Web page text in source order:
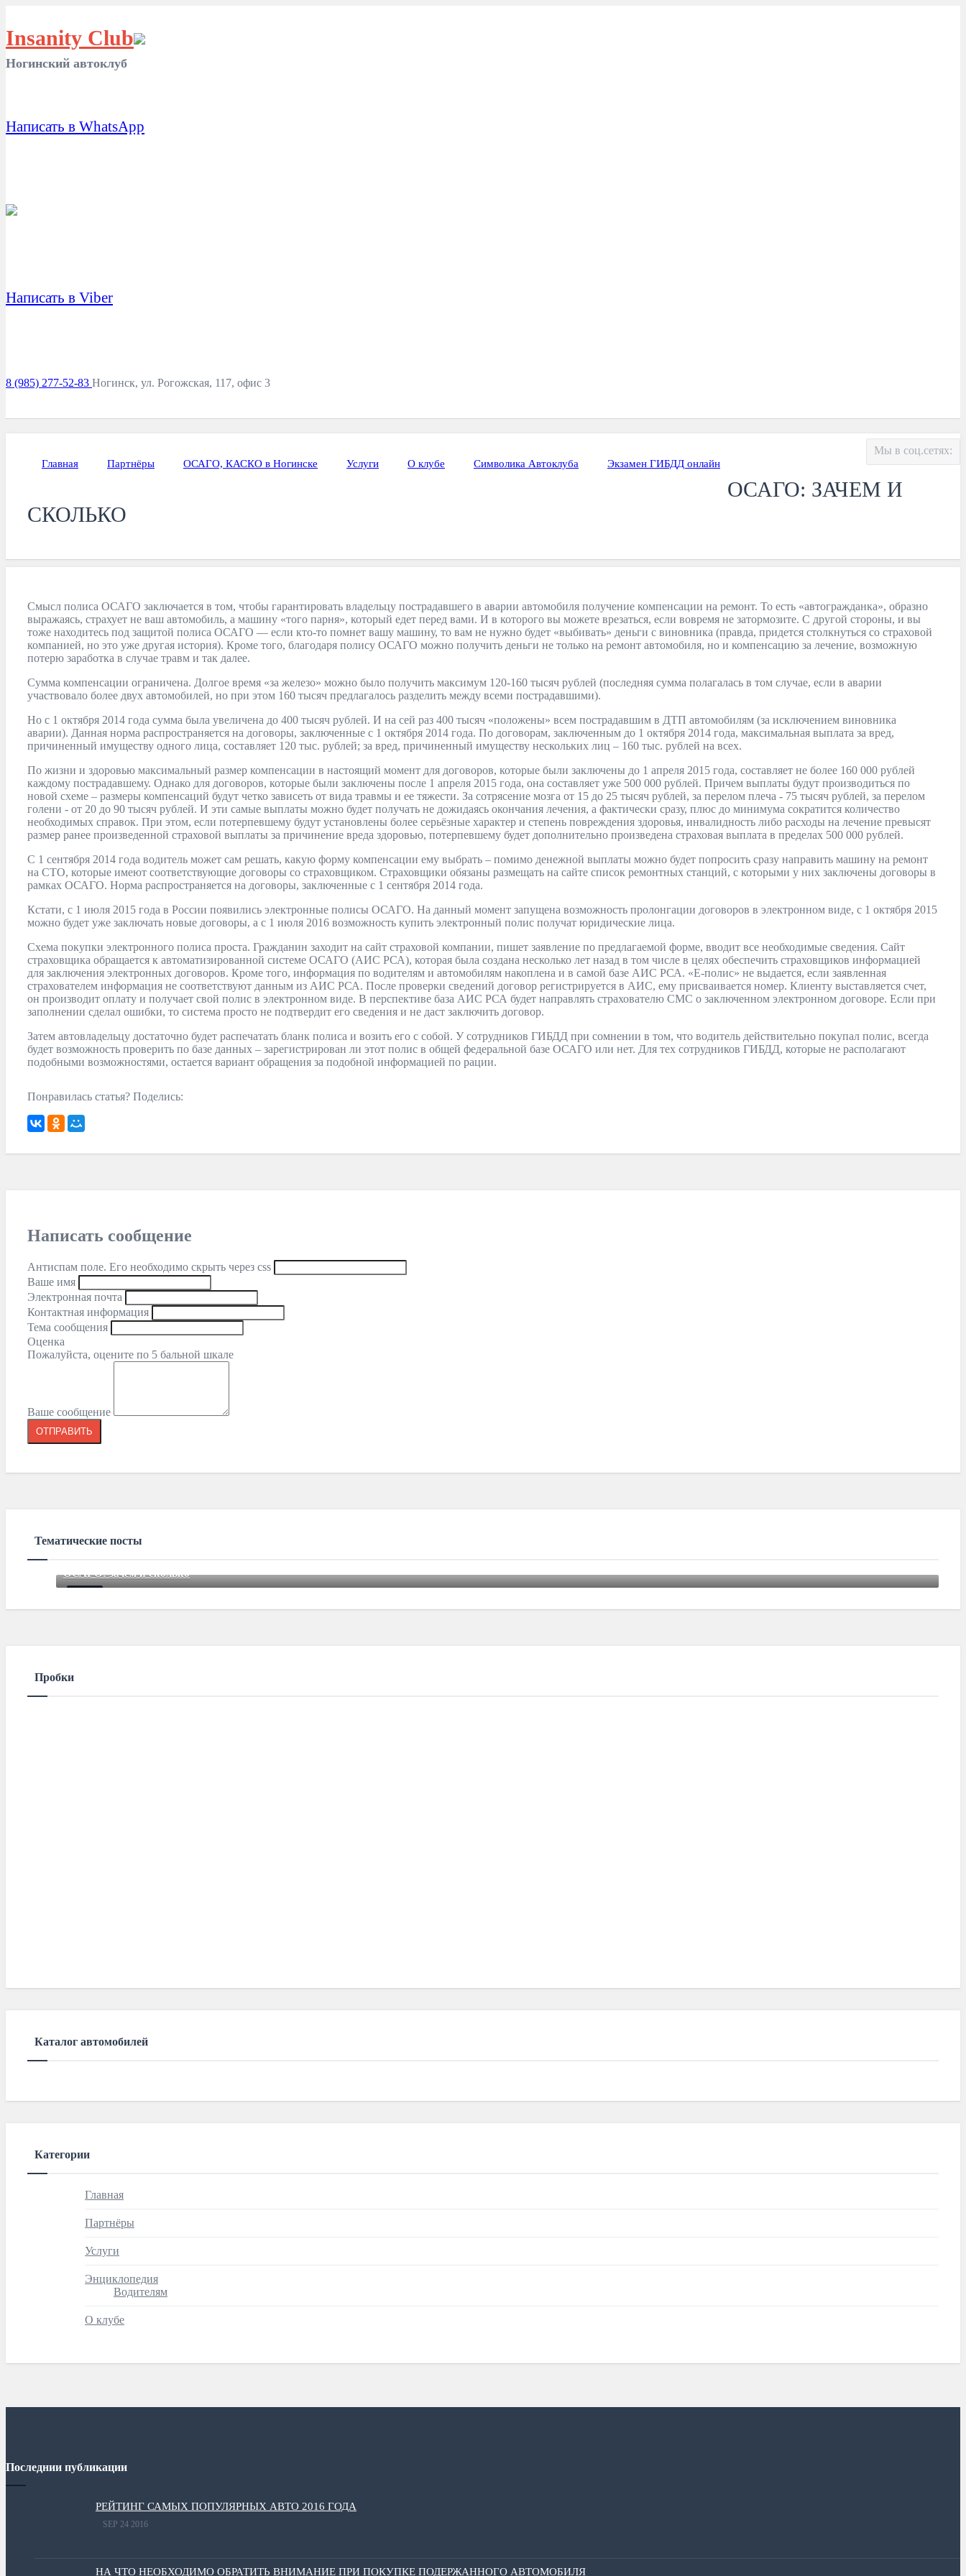
Insanity Club
Ногинский автоклуб
Написать в WhatsApp
Написать в Viber
8 (985) 277-52-83 Ногинск, ул. Рогожская, 117, офис 3
Мы в соц.сетях:
Главная Партнёры ОСАГО, КАСКО в Ногинске Услуги О клубе Символика Автоклуба Экзамен ГИБДД онлайн
ОСАГО: ЗАЧЕМ И
СКОЛЬКО
Смысл полиса ОСАГО заключается в том, чтобы гарантировать владельцу пострадавшего в аварии автомобиля получение компенсации на ремонт. То есть «автогражданка», образно
выражаясь, страхует не ваш автомобиль, а машину «того парня», который едет перед вами. И в которого вы можете врезаться, если вовремя не затормозите. С другой стороны, и вы
тоже находитесь под защитой полиса ОСАГО — если кто-то помнет вашу машину, то вам не нужно будет «выбивать» деньги с виновника (правда, придется столкнуться со страховой
компанией, но это уже другая история). Кроме того, благодаря полису ОСАГО можно получить деньги не только на ремонт автомобиля, но и компенсацию за лечение, возможную
потерю заработка в случае травм и так далее.
Сумма компенсации ограничена. Долгое время «за железо» можно было получить максимум 120-160 тысяч рублей (последняя сумма полагалась в том случае, если в аварии
участвовало более двух автомобилей, но при этом 160 тысяч предлагалось разделить между всеми пострадавшими).
Но с 1 октября 2014 года сумма была увеличена до 400 тысяч рублей. И на сей раз 400 тысяч «положены» всем пострадавшим в ДТП автомобилям (за исключением виновника
аварии). Данная норма распространяется на договоры, заключенные с 1 октября 2014 года. По договорам, заключенным до 1 октября 2014 года, максимальная выплата за вред,
причиненный имуществу одного лица, составляет 120 тыс. рублей; за вред, причиненный имуществу нескольких лиц – 160 тыс. рублей на всех.
По жизни и здоровью максимальный размер компенсации в настоящий момент для договоров, которые были заключены до 1 апреля 2015 года, составляет не более 160 000 рублей
каждому пострадавшему. Однако для договоров, которые были заключены после 1 апреля 2015 года, она составляет уже 500 000 рублей. Причем выплаты будут производиться по
новой схеме – размеры компенсаций будут четко зависеть от вида травмы и ее тяжести. За сотрясение мозга от 15 до 25 тысяч рублей, за перелом плеча - 75 тысяч рублей, за перелом
голени - от 20 до 90 тысяч рублей. И эти самые выплаты можно будет получать не дожидаясь окончания лечения, а фактически сразу, плюс до минимума сократится количество
необходимых справок. При этом, если потерпевшему будут установлены более серьёзные характер и степень повреждения здоровья, инвалидность либо расходы на лечение превысят
размер ранее произведенной страховой выплаты за причинение вреда здоровью, потерпевшему будет дополнительно произведена страховая выплата в пределах 500 000 рублей.
С 1 сентября 2014 года водитель может сам решать, какую форму компенсации ему выбрать – помимо денежной выплаты можно будет попросить сразу направить машину на ремонт
на СТО, которые имеют соответствующие договоры со страховщиком. Страховщики обязаны размещать на сайте список ремонтных станций, с которыми у них заключены договоры в
рамках ОСАГО. Норма распространяется на договоры, заключенные с 1 сентября 2014 года.
Кстати, с 1 июля 2015 года в России появились электронные полисы ОСАГО. На данный момент запущена возможность пролонгации договоров в электронном виде, с 1 октября 2015
можно будет уже заключать новые договоры, а с 1 июля 2016 возможность купить электронный полис получат юридические лица.
Схема покупки электронного полиса проста. Гражданин заходит на сайт страховой компании, пишет заявление по предлагаемой форме, вводит все необходимые сведения. Сайт
страховщика обращается к автоматизированной системе ОСАГО (АИС РСА), которая была создана несколько лет назад в том числе в целях обеспечить страховщиков информацией
для заключения электронных договоров. Кроме того, информация по водителям и автомобилям накоплена и в самой базе АИС РСА. «Е-полис» не выдается, если заявленная
страхователем информация не соответствуют данным из АИС РСА. После проверки сведений договор регистрируется в АИС, ему присваивается номер. Клиенту выставляется счет,
он производит оплату и получает свой полис в электронном виде. В перспективе база АИС РСА будет направлять страхователю СМС о заключенном электронном договоре. Если при
заполнении сделал ошибки, то система просто не подтвердит его сведения и не даст заключить договор.
Затем автовладельцу достаточно будет распечатать бланк полиса и возить его с собой. У сотрудников ГИБДД при сомнении в том, что водитель действительно покупал полис, всегда
будет возможность проверить по базе данных – зарегистрирован ли этот полис в общей федеральной базе ОСАГО или нет. Для тех сотрудников ГИБДД, которые не располагают
подобными возможностями, остается вариант обращения за подобной информацией по рации.
Понравилась статья? Поделись:
Написать сообщение
Антиспам поле. Его необходимо скрыть через css
Ваше имя
Электронная почта
Контактная информация
Тема сообщения
Оценка
Пожалуйста, оцените по 5 бальной шкале
Ваше сообщение
Тематические посты
ОСАГО: зачем и сколько
Пробки
Каталог автомобилей
Категории
Главная
Партнёры
Услуги
Энциклопедия
Водителям
О клубе
Последнии публикации
РЕЙТИНГ САМЫХ ПОПУЛЯРНЫХ АВТО 2016 ГОДА
SEP 24 2016
НА ЧТО НЕОБХОДИМО ОБРАТИТЬ ВНИМАНИЕ ПРИ ПОКУПКЕ ПОДЕРЖАННОГО АВТОМОБИЛЯ